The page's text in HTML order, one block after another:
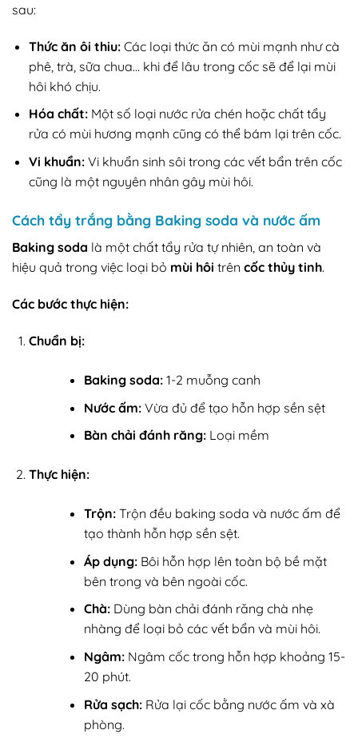
sau:
Thức ăn ôi thiu:Các loại thức ăn có mùi mạnh như cà
phê, trà, sữa chua… khi để lâu trong cốc sẽ để lại mùi
hôi khó chịu.
Hóa chất:Một số loại nước rửa chén hoặc chất tẩy
rửa có mùi hương mạnh cũng có thể bám lại trên cốc.
Vi khuẩn:Vi khuẩn sinh sôi trong các vết bẩn trên cốc
cũng là một nguyên nhân gây mùi hôi.
Cách tẩy trắng bằng Baking soda và nước ấm
Baking soda là một chất tẩy rửa tự nhiên, an toàn và
hiệu quả trong việc loại bỏ mùi hôi trên cốc thủy tinh.
Các bước thực hiện:
Chuẩn bị:
Baking soda:1-2 muỗng canh
Nước ấm:Vừa đủ để tạo hỗn hợp sền sệt
Bàn chải đánh răng:Loại mềm
Thực hiện:
Trộn:Trộn đều baking soda và nước ấm để
tạo thành hỗn hợp sền sệt.
Áp dụng:Bôi hỗn hợp lên toàn bộ bề mặt
bên trong và bên ngoài cốc.
Chà:Dùng bàn chải đánh răng chà nhẹ
nhàng để loại bỏ các vết bẩn và mùi hôi.
Ngâm:Ngâm cốc trong hỗn hợp khoảng 15-
20 phút.
Rửa sạch:Rửa lại cốc bằng nước ấm và xà
phòng.